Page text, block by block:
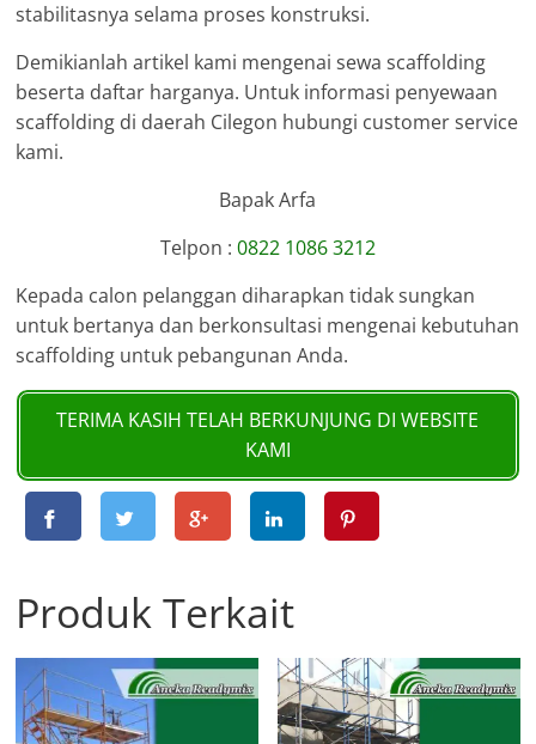
stabilitasnya selama proses konstruksi.
Demikianlah artikel kami mengenai sewa scaffolding
beserta daftar harganya. Untuk informasi penyewaan
scaffolding di daerah Cilegon hubungi customer service
kami.
Bapak Arfa
Telpon : 0822 1086 3212
Kepada calon pelanggan diharapkan tidak sungkan
untuk bertanya dan berkonsultasi mengenai kebutuhan
scaffolding untuk pebangunan Anda.
TERIMA KASIH TELAH BERKUNJUNG DI WEBSITE
KAMI
Produk Terkait